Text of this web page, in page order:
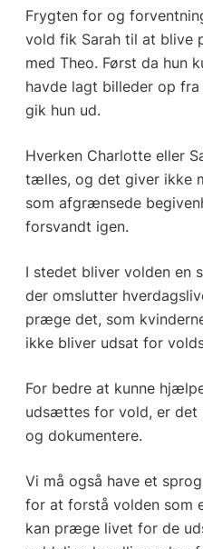
Frygten for og
vold fik Sarah til at blive
med Theo. Først da hun
havde lagt billeder op
gik hun ud.
Hverken Charlotte eller
tælles, og det giver ikke
som afgrænsede
forsvandt igen.
I stedet bliver volden en
der omslutter
præge det, som
ikke bliver udsat for
For bedre at kunne
udsættes for vold, er
og dokumentere.
Vi må også have et
for at forstå volden som
kan præge livet for de